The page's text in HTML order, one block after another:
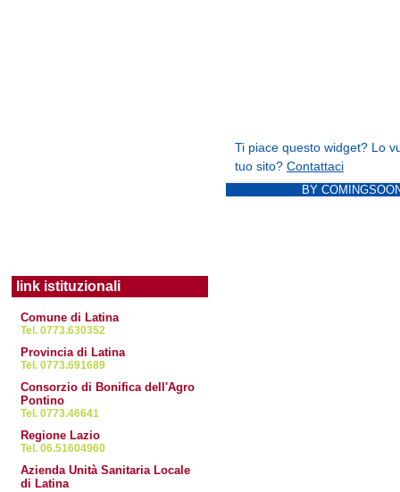
link istituzionali
Comune di Latina
Tel. 0773.630352
Provincia di Latina
Tel. 0773.691689
Consorzio di Bonifica dell'Agro
Pontino
Tel. 0773.46641
Regione Lazio
Tel. 06.51604960
Azienda Unità Sanitaria Locale
di Latina
BY